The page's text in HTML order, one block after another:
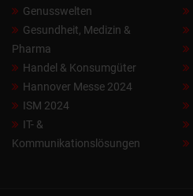
Genusswelten
Gesundheit, Medizin &
Pharma
Handel & Konsumgüter
Hannover Messe 2024
ISM 2024
IT- &
Kommunikationslösungen